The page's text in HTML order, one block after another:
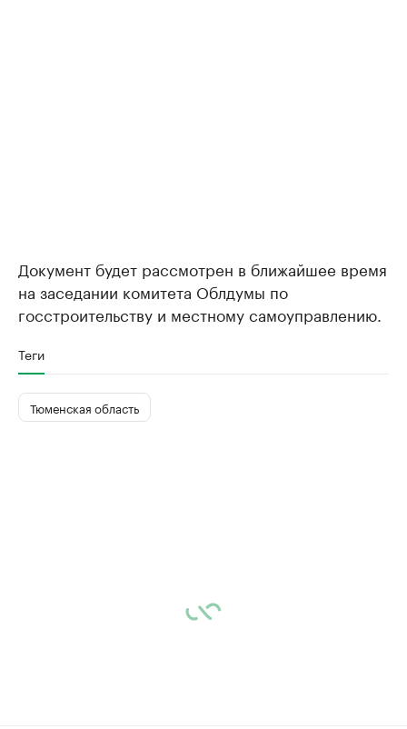
Документ будет рассмотрен в ближайшее время
на заседании комитета Облдумы по
госстроительству и местному самоуправлению.
Теги
Тюменская область